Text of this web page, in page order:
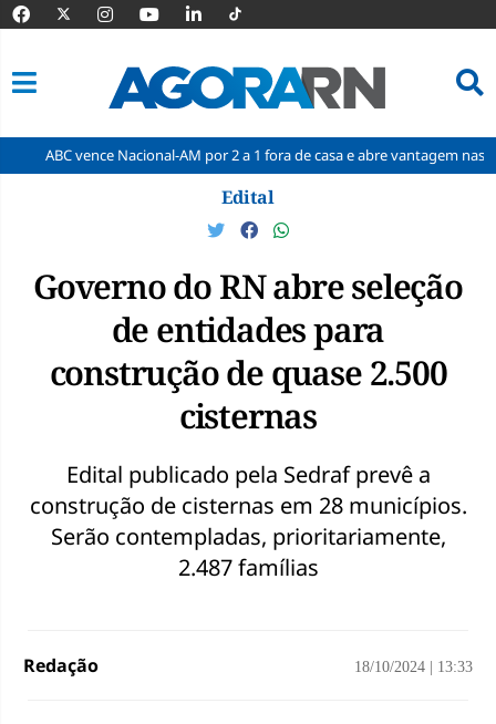
Nacional-AM por 2 a 1 fora de casa e abre vantagem nas quartas
Edital
Governo do RN abre seleção
de entidades para
construção de quase 2.500
cisternas
Edital publicado pela Sedraf prevê a
construção de cisternas em 28 municípios.
Serão contempladas, prioritariamente,
2.487 famílias
Redação 18/10/2024 13:33